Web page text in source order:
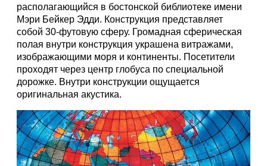
располагающийся в бостонской библиотеке имени
Мэри Бейкер Эдди. Конструкция представляет
собой 30-футовую сферу. Громадная сферическая
полая внутри конструкция украшена витражами,
изображающими моря и континенты. Посетители
проходят через центр глобуса по специальной
дорожке. Внутри конструкции ощущается
оригинальная акустика.